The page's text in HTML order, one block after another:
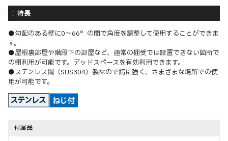
特長
●勾配のある壁に0～66°の間で角度を調整して使用することができま
す。
●屋根裏部屋や階段下の部屋など、通常の棚受では設置できない箇所で
の棚利用が可能です。デッドスペースを有効利用できます。
●ステンレス鋼（SUS304）製なので錆に強く、さまざまな場所での使
用が可能です。
付属品